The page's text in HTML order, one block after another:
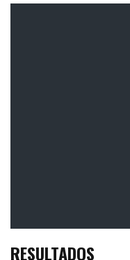
RESULTADOS